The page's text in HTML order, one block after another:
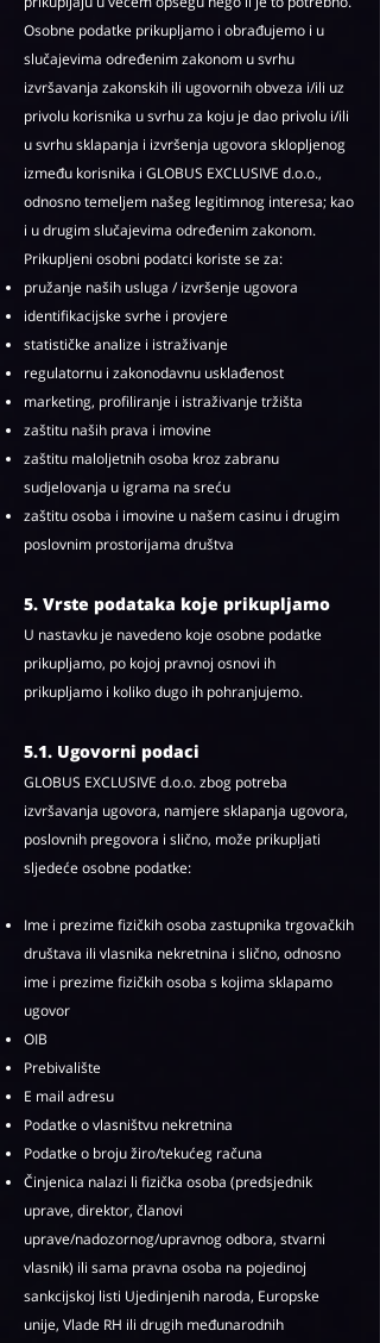
Osobne podatke prikupljamo i obrađujemo i u
slučajevima određenim zakonom u svrhu
izvršavanja zakonskih ili ugovornih obveza i/ili uz
privolu korisnika u svrhu za koju je dao privolu i/ili
u svrhu sklapanja i izvršenja ugovora sklopljenog
između korisnika i GLOBUS EXCLUSIVE d.o.o.,
odnosno temeljem našeg legitimnog interesa; kao
i u drugim slučajevima određenim zakonom.
Prikupljeni osobni podatci koriste se za:
pružanje naših usluga / izvršenje ugovora
identifikacijske svrhe i provjere
statističke analize i istraživanje
regulatornu i zakonodavnu usklađenost
marketing, profiliranje i istraživanje tržišta
zaštitu naših prava i imovine
zaštitu maloljetnih osoba kroz zabranu
sudjelovanja u igrama na sreću
zaštitu osoba i imovine u našem casinu i drugim
poslovnim prostorijama društva
5. Vrste podataka koje prikupljamo
U nastavku je navedeno koje osobne podatke
prikupljamo, po kojoj pravnoj osnovi ih
prikupljamo i koliko dugo ih pohranjujemo.
5.1. Ugovorni podaci
GLOBUS EXCLUSIVE d.o.o. zbog potreba
izvršavanja ugovora, namjere sklapanja ugovora,
poslovnih pregovora i slično, može prikupljati
sljedeće osobne podatke:
Ime i prezime fizičkih osoba zastupnika trgovačkih
društava ili vlasnika nekretnina i slično, odnosno
ime i prezime fizičkih osoba s kojima sklapamo
ugovor
OIB
Prebivalište
E mail adresu
Podatke o vlasništvu nekretnina
Podatke o broju žiro/tekućeg računa
Činjenica nalazi li fizička osoba (predsjednik
uprave, direktor, članovi
uprave/nadozornog/upravnog odbora, stvarni
vlasnik) ili sama pravna osoba na pojedinoj
sankcijskoj listi Ujedinjenih naroda, Europske
unije, Vlade RH ili drugih međunarodnih